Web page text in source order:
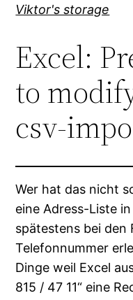
Direkt
Inhalt
wechseln
Viktor's storage
Excel:
to
csv-
Wer hat das nicht
eine Adress-Liste
spätestens bei den
Telefonnummer
Dinge weil Excel
815 / 47 11“ eine